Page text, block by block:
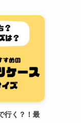
行く？！最